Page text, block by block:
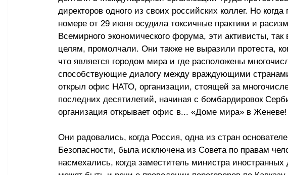
директоров одного из своих российских коллег. Но
номере от 29 июня осудила токсичные практики и
Всемирного экономического форума, эти активисты,
целям, промолчали. Они также не выразили протеста,
что является городом мира и где расположены
способствующие диалогу между враждующими
открыл офис НАТО, организации, стоящей за
последних десятилетий, начиная с бомбардировок
организация открывает офис в... «Доме мира» в Женеве!
Они радовались, когда Россия, одна из стран
Безопасности, была исключена из Совета по правам
насмехались, когда заместитель министра